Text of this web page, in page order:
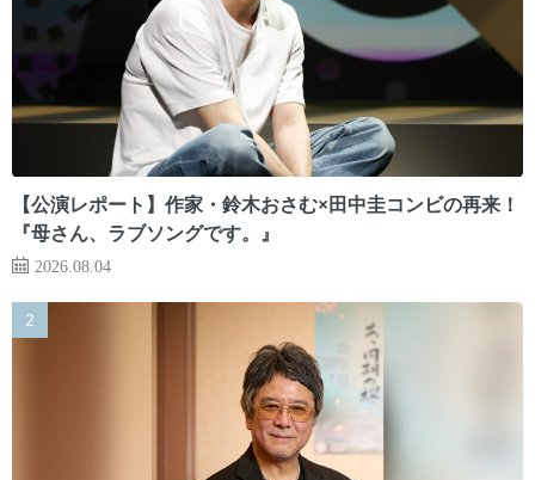
【公演レポート】作家・鈴木おさむ×田中圭コンビの再来！
『母さん、ラブソングです。』
2026.08.04